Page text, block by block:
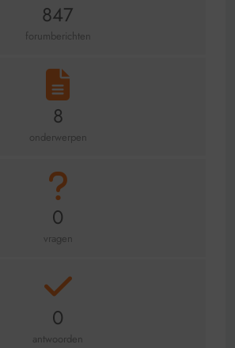
847
forumberichten
8
onderwerpen
0
vragen
0
antwoorden